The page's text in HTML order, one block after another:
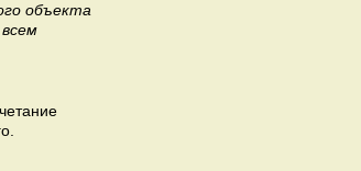
объекта